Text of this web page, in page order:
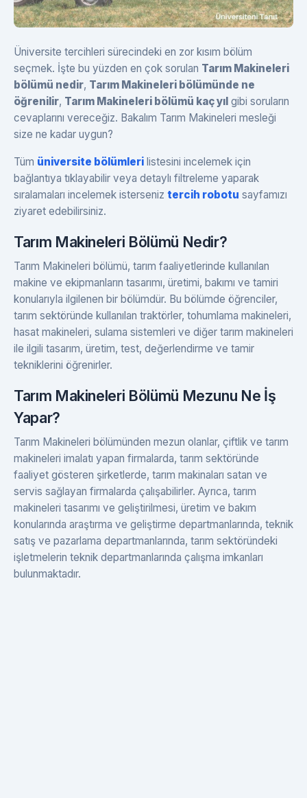
Üniversite tercihleri sürecindeki en zor kısım bölüm
seçmek. İşte bu yüzden en çok sorulan Tarım Makineleri
bölümü nedir, Tarım Makineleri bölümünde ne
öğrenilir, Tarım Makineleri bölümü kaç yıl gibi soruların
cevaplarını vereceğiz. Bakalım Tarım Makineleri mesleği
size ne kadar uygun?
Tüm üniversite bölümleri listesini incelemek için
bağlantıya tıklayabilir veya detaylı filtreleme yaparak
sıralamaları incelemek isterseniz tercih robotu sayfamızı
ziyaret edebilirsiniz.
Tarım Makineleri Bölümü Nedir?
Tarım Makineleri bölümü, tarım faaliyetlerinde kullanılan
makine ve ekipmanların tasarımı, üretimi, bakımı ve tamiri
konularıyla ilgilenen bir bölümdür. Bu bölümde öğrenciler,
tarım sektöründe kullanılan traktörler, tohumlama makineleri,
hasat makineleri, sulama sistemleri ve diğer tarım makineleri
ile ilgili tasarım, üretim, test, değerlendirme ve tamir
tekniklerini öğrenirler.
Tarım Makineleri Bölümü Mezunu Ne İş
Yapar?
Tarım Makineleri bölümünden mezun olanlar, çiftlik ve tarım
makineleri imalatı yapan firmalarda, tarım sektöründe
faaliyet gösteren şirketlerde, tarım makinaları satan ve
servis sağlayan firmalarda çalışabilirler. Ayrıca, tarım
makineleri tasarımı ve geliştirilmesi, üretim ve bakım
konularında araştırma ve geliştirme departmanlarında, teknik
satış ve pazarlama departmanlarında, tarım sektöründeki
işletmelerin teknik departmanlarında çalışma imkanları
bulunmaktadır.